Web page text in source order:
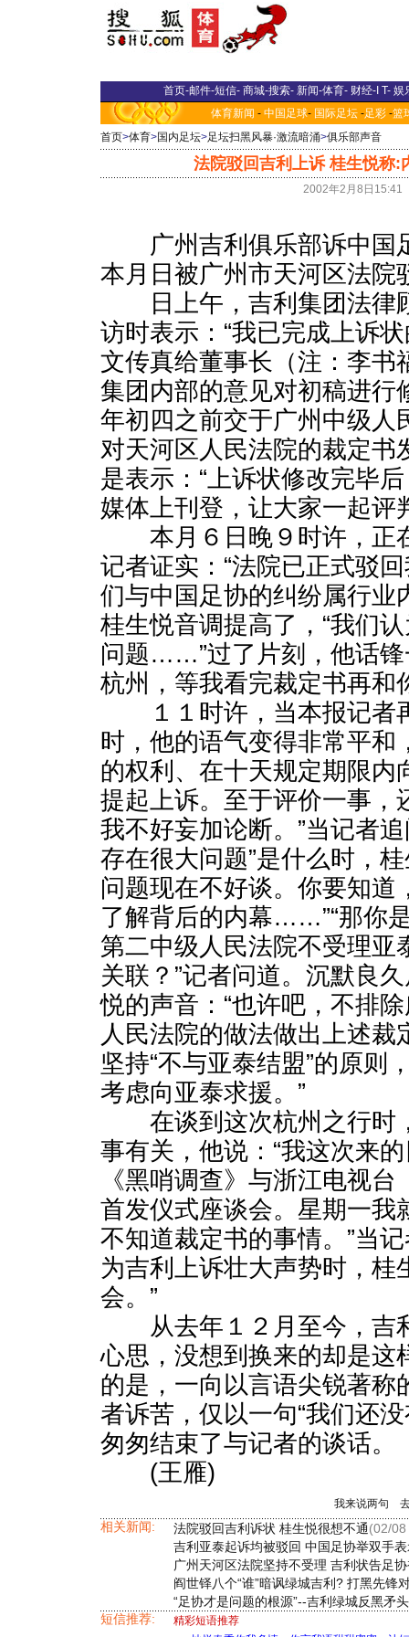
首页-邮件-短信- 商城-搜索- 新闻-体育- 财经-I T- 娱
体育新闻 - 中国足球- 国际足坛 -足彩 -篮
首页>体育>国内足坛>足坛扫黑风暴·激流暗涌>俱乐部声音
法院驳回吉利上诉 桂生悦称:
2002年2月8日15:41
广州吉利俱乐部诉中国
本月日被广州市天河区法院
日上午，吉利集团法律
访时表示：“我已完成上诉
文传真给董事长（注：李书
集团内部的意见对初稿进行
年初四之前交于广州中级人
对天河区人民法院的裁定书
是表示：“上诉状修改完毕
媒体上刊登，让大家一起评
本月６日晚９时许，正
记者证实：“法院已正式驳
们与中国足协的纠纷属行业
桂生悦音调提高了，“我们
问题……”过了片刻，他话锋
杭州，等我看完裁定书再和
１１时许，当本报记者
时，他的语气变得非常平和
的权利、在十天规定期限内
提起上诉。至于评价一事，
我不好妄加论断。”当记者
存在很大问题”是什么时，
问题现在不好谈。你要知道
了解背后的内幕……”“那你
第二中级人民法院不受理亚
关联？”记者问道。沉默良
悦的声音：“也许吧，不排
人民法院的做法做出上述裁
坚持“不与亚泰结盟”的原则
考虑向亚泰求援。”
在谈到这次杭州之行时
事有关，他说：“我这次来
《黑哨调查》与浙江电视
首发仪式座谈会。星期一我
不知道裁定书的事情。”当
为吉利上诉壮大声势时，桂
会。”
从去年１２月至今，吉
心思，没想到换来的却是这
的是，一向以言语尖锐著称
者诉苦，仅以一句“我们还
匆匆结束了与记者的谈话。
(王雁)
我来说两句
相关新闻: 法院驳回吉利诉状 桂生悦很想不通(02/
吉利亚泰起诉均被驳回 中国足协举双手
广州天河区法院坚持不受理 吉利状告足
阎世铎八个“谁”暗讽绿城吉利? 打黑先锋
“足协才是问题的根源”--吉利绿城反黑矛
短信推荐:
精彩短语推荐